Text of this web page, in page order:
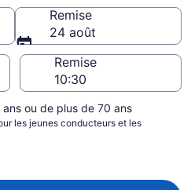
Remise
24 août
Remise
ou de plus de 70 ans
les jeunes conducteurs et les